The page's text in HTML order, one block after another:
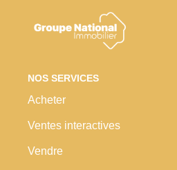
Avis
NOS SERVICES
Acheter
Ventes interactives
Vendre